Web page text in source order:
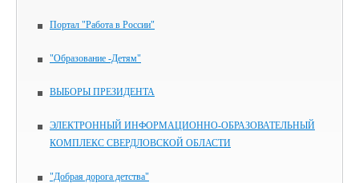
Портал "Работа в России"
"Образование -Детям"
ВЫБОРЫ ПРЕЗИДЕНТА
ЭЛЕКТРОННЫЙ ИНФОРМАЦИОННО-ОБРАЗОВАТЕЛЬНЫЙ
КОМПЛЕКС СВЕРДЛОВСКОЙ ОБЛАСТИ
"Добрая дорога детства"